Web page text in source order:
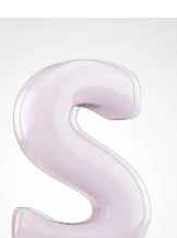
MOMENTS